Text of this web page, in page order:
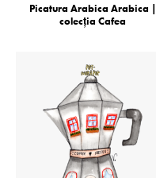
Picatura Arabica Arabica |
colecţia Cafea